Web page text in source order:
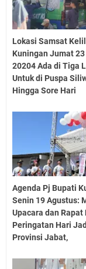
Lokasi Samsat
Kuningan Jumat
20204 Ada di Tiga
Untuk di Puspa
Hingga Sore Hari
Agenda Pj Bupati
Senin 19 Agustus:
Upacara dan Rapat
Peringatan Hari
Provinsi Jabat,